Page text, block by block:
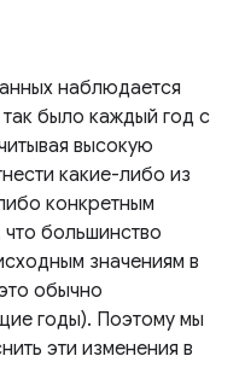
наблюдается
было каждый год с
высокую
какие-либо из
конкретным
большинство
значениям в
обычно
годы). Поэтому мы
эти изменения в